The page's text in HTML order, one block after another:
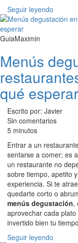
Seguir leyendo
GuiaMaximin
Menús
qué esperar
Escrito por: Javier
Sin comentarios
5 minutos
Entrar a un
sentarse a comer; es
un restaurante no
sobre tiempo, apetito
experiencia. Si te
quedarte corto o
menús degustación,
aprovechar cada
invertido bien tu
Seguir leyendo